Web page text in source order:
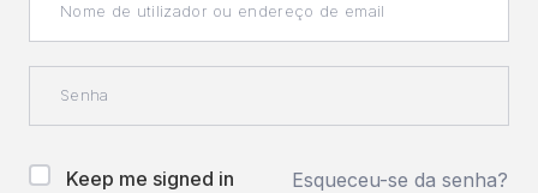
Keep me signed in Esqueceu-se da senha?